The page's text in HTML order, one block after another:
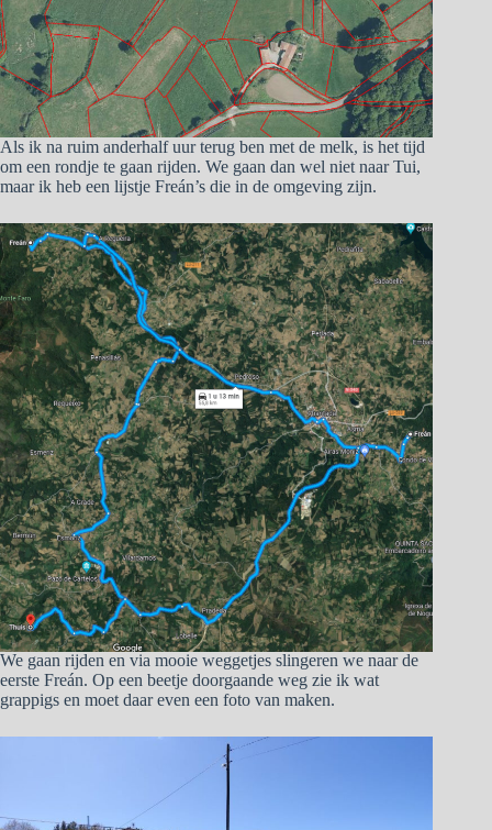
Als ik na ruim anderhalf uur terug ben met de melk, is het tijd
om een rondje te gaan rijden. We gaan dan wel niet naar Tui,
maar ik heb een lijstje Freán’s die in de omgeving zijn.
We gaan rijden en via mooie weggetjes slingeren we naar de
eerste Freán. Op een beetje doorgaande weg zie ik wat
grappigs en moet daar even een foto van maken.